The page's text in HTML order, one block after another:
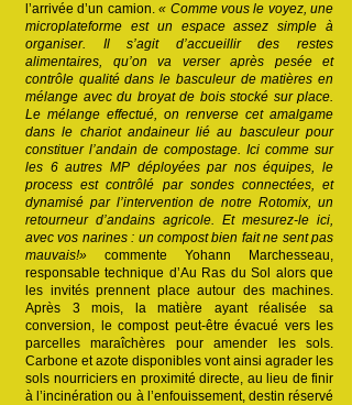
l’arrivée d’un camion.« Comme vous le voyez, une
microplateforme est un espace assez simple à
organiser. Il s’agit d’accueillir des restes
alimentaires, qu’on va verser après pesée et
contrôle qualité dans le basculeur de matières en
mélange avec du broyat de bois stocké sur place.
Le mélange effectué, on renverse cet amalgame
dans le chariot andaineur lié au basculeur pour
constituer l’andain de compostage. Ici comme sur
les 6 autres MP déployées par nos équipes, le
process est contrôlé par sondes connectées, et
dynamisé par l’intervention de notre Rotomix, un
retourneur d’andains agricole. Et mesurez-le ici,
avec vos narines : un compost bien fait ne sent pas
mauvais!» commente Yohann Marchesseau,
responsable technique d’Au Ras du Sol alors que
les invités prennent place autour des machines.
Après 3 mois, la matière ayant réalisée sa
conversion, le compost peut-être évacué vers les
parcelles maraîchères pour amender les sols.
Carbone et azote disponibles vont ainsi agrader les
sols nourriciers en proximité directe, au lieu de finir
à l’incinération ou à l’enfouissement, destin réservé